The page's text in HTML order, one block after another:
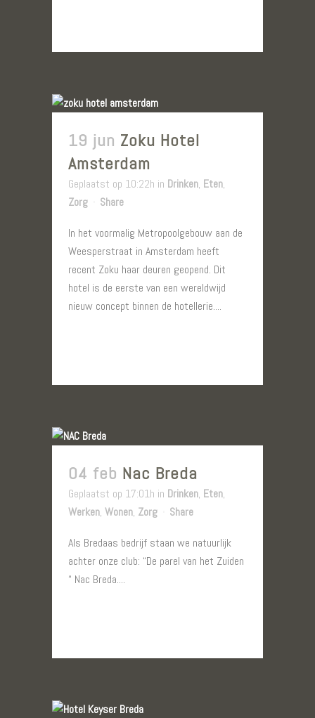
19 jun Zoku Hotel
Amsterdam
Geplaatst op 10:22h in Drinken, Eten,
Zorg
Share
In het voormalig Metropoolgebouw aan de
Weesperstraat in Amsterdam heeft
recent Zoku haar deuren geopend. Dit
hotel is de eerste van een wereldwijd
nieuw concept binnen de hotellerie....
04 feb Nac Breda
Geplaatst op 17:01h in Drinken, Eten,
Werken, Wonen, Zorg Share
Als Bredaas bedrijf staan we natuurlijk
achter onze club: “De parel van het Zuiden
“ Nac Breda....